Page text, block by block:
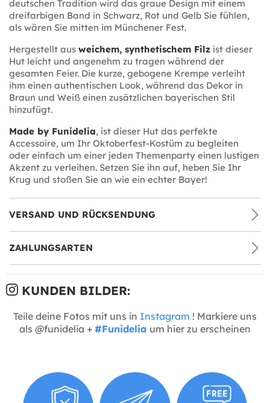
deutschen Tradition wird das graue Design mit einem
dreifarbigen Band in Schwarz, Rot und Gelb Sie fühlen,
als wären Sie mitten im Münchener Fest.
Hergestellt aus weichem, synthetischem Filz ist dieser
Hut leicht und angenehm zu tragen während der
gesamten Feier. Die kurze, gebogene Krempe verleiht
ihm einen authentischen Look, während das Dekor in
Braun und Weiß einen zusätzlichen bayerischen Stil
hinzufügt.
Made by Funidelia, ist dieser Hut das perfekte
Accessoire, um Ihr Oktoberfest-Kostüm zu begleiten
oder einfach um einer jeden Themenparty einen lustigen
Akzent zu verleihen. Setzen Sie ihn auf, heben Sie Ihr
Krug und stoßen Sie an wie ein echter Bayer!
VERSAND UND RÜCKSENDUNG
ZAHLUNGSARTEN
KUNDEN BILDER:
Teile deine Fotos mit uns in Instagram ! Markiere uns
als @funidelia + #Funidelia um hier zu erscheinen